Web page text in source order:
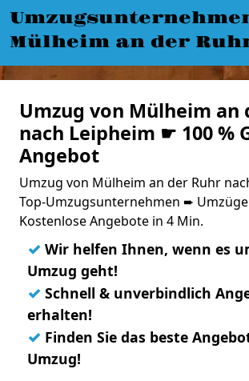
Mülheim an der
Umzug von Mülheim an
nach Leipheim ☛ 100 %
Angebot
Umzug von Mülheim an der Ruhr
Top-Umzugsunternehmen ➨ Umzüge
Kostenlose Angebote in 4 Min.
✓ Wir helfen Ihnen, wenn es
Umzug geht!
✓ Schnell & unverbindlich
erhalten!
✓ Finden Sie das beste
Umzug!